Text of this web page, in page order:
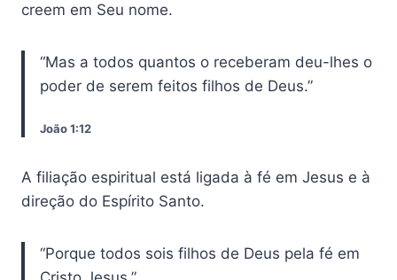
creem em Seu nome.
“Mas a todos quantos o receberam deu-lhes o
poder de serem feitos filhos de Deus.”
João 1:12
A filiação espiritual está ligada à fé em Jesus e à
direção do Espírito Santo.
“Porque todos sois filhos de Deus pela fé em